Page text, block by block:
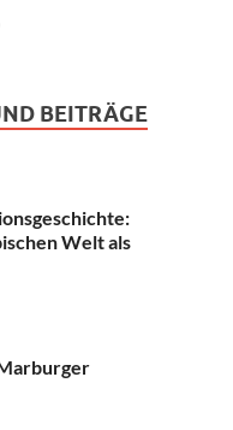
BEITRÄGE
Welt als